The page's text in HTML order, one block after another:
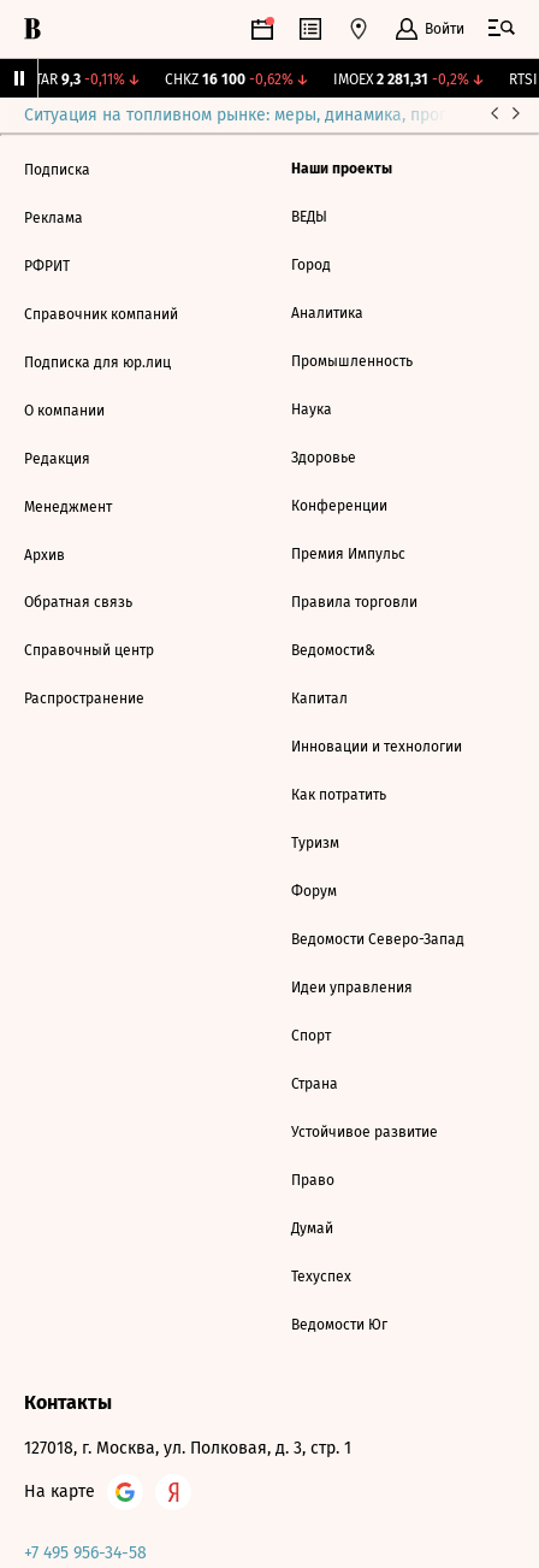
Войти
UTAR 9,3 -0,11%↓ CHKZ 16 100 -0,62%↓ IMOEX 2 281,31 -0,2%↓ RTSI
Ситуация на топливном рынке: меры, динамика, прогнозы
Подписка
Реклама
РФРИТ
Справочник компаний
Подписка для юр.лиц
О компании
Редакция
Менеджмент
Архив
Обратная связь
Справочный центр
Распространение
Наши проекты
ВЕДЫ
Город
Аналитика
Промышленность
Наука
Здоровье
Конференции
Премия Импульс
Правила торговли
Ведомости&
Капитал
Инновации и технологии
Как потратить
Туризм
Форум
Ведомости Северо-Запад
Идеи управления
Спорт
Страна
Устойчивое развитие
Право
Думай
Техуспех
Ведомости Юг
Контакты
127018, г. Москва, ул. Полковая, д. 3, стр. 1
На карте
+7 495 956-34-58